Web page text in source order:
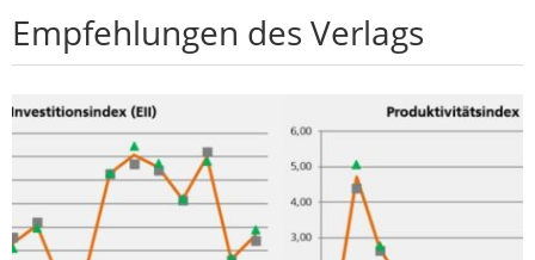
Empfehlungen des Verlags